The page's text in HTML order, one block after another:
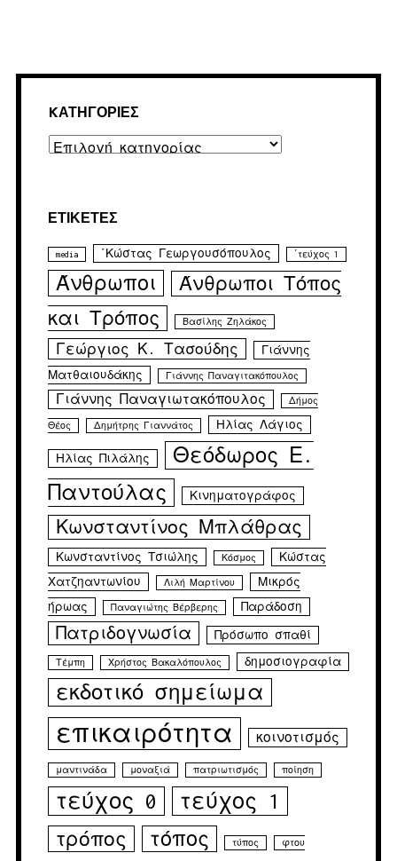
KΑΤΗΓΟΡΊΕΣ
Kατηγορίες
ΕΤΙΚΈΤΕΣ
media ΄Κώστας Γεωργουσόπουλος ΄τεύχος 1
Άνθρωποι
Άνθρωποι Τόπος
και Τρόπος
Βασίλης Ζηλάκος
Γεώργιος Κ. Τασούδης
Γιάννης
Ματθαιουδάκης
Γιάννης Παναγιτακόπουλος
Γιάννης Παναγιωτακόπουλος Δήμος
Θέος Δημήτρης Γιαννάτος Ηλίας Λάγιος
Ηλίας Πιλάλης
Θεόδωρος Ε.
Παντούλας
Κινηματογράφος
Κωνσταντίνος Μπλάθρας
Κωνσταντίνος Τσιώλης Κόσμος
Κώστας
Χατζηαντωνίου
Λιλή Μαρτίνου
Μικρός
ήρωας
Παναγιώτης Βέρβερης Παράδοση
Πατριδογνωσία Πρόσωπο σπαθί
Τέμπη Χρήστος Βακαλόπουλος δημοσιογραφία
εκδοτικό σημείωμα
επικαιρότητα κοινοτισμός
μαντινάδα μοναξιά πατριωτισμός ποίηση
τεύχος 0 τεύχος 1
τρόπος τόπος τύπος φτου